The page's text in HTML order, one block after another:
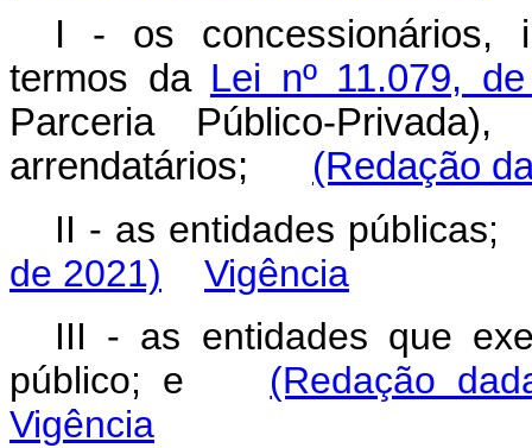
I - os concessionários,
termos da Lei nº 11.079,
Parceria Público-
arrendatários; (Redação
II - as entidades
de 2021)
Vigência
III - as entidades que
público; e (Redação
Vigência